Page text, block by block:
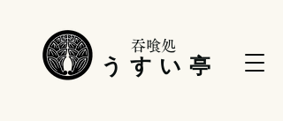
吞喰処
うすい亭